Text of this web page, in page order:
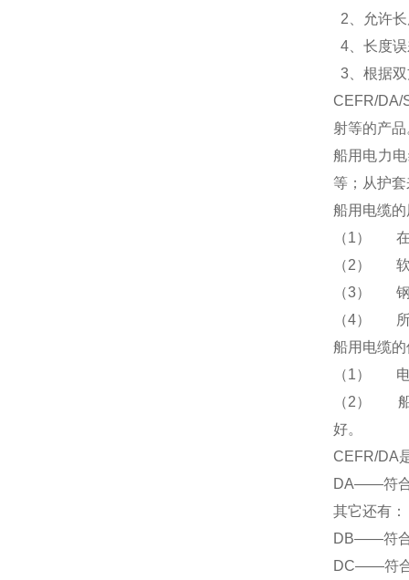
2 、允许
4、长度
3、根据
CEFR/DA/
射等的产
船用电力
等；从护
船用电缆
（1）
（2）
（3）
（4）
船用电缆
（1）
（2）
好。
CEFR/DA
DA——符
其它还有：
DB——符
DC——符